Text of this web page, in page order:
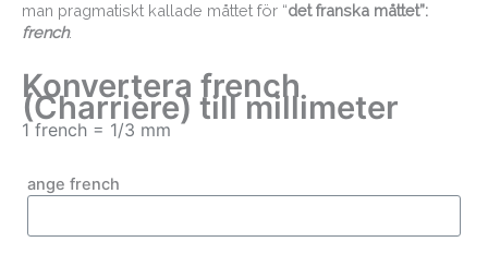
man pragmatiskt kallade måttet för “det franska måttet”:
french.
Konvertera french
(Charrière) till millimeter
1 french = 1/3 mm
ange french